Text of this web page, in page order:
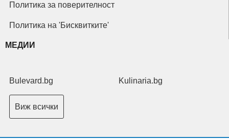
Политика за поверителност
Политика на 'Бисквитките'
МЕДИИ
Bulevard.bg Kulinaria.bg
Виж всички